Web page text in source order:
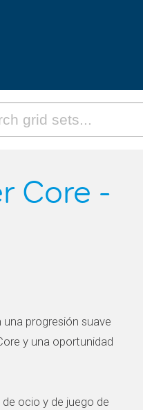
Core -
progresión suave
y una oportunidad
ocio y de juego de